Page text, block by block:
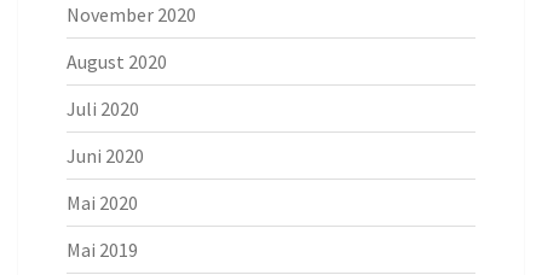
November 2020
August 2020
Juli 2020
Juni 2020
Mai 2020
Mai 2019